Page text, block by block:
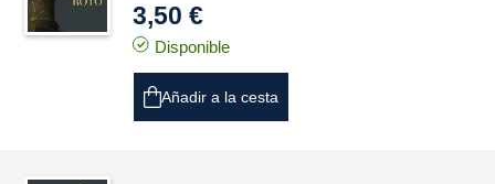
3,50 €
Disponible
Añadir a la cesta